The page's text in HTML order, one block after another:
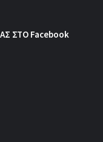
ΣΤΟ Facebook